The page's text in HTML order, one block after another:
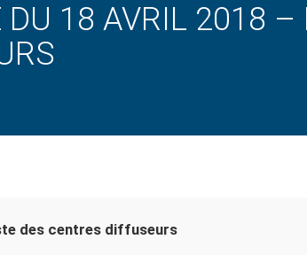
DU 18 AVRIL 2018 –
des centres diffuseurs